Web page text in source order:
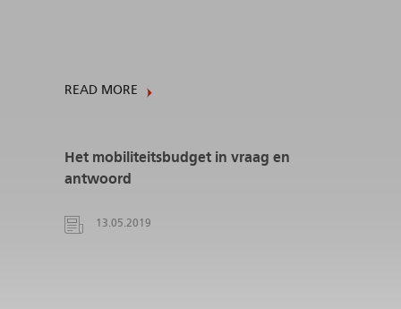
READ MORE
Het mobiliteitsbudget in vraag en
antwoord
13.05.2019